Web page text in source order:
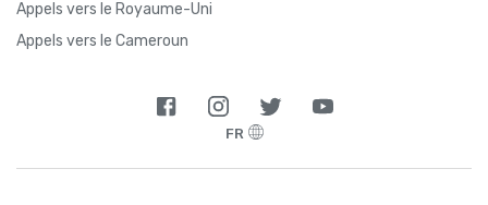
Appels vers le Royaume-Uni
Appels vers le Cameroun
FR